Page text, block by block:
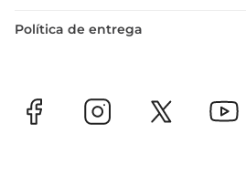
Política de entrega